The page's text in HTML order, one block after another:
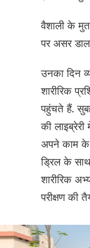
वैशाली के
पर असर
उनका दिन
शारीरिक
पहुंचते हैं.
की
अपने काम
ड्रिल के
शारीरिक
परीक्षण की